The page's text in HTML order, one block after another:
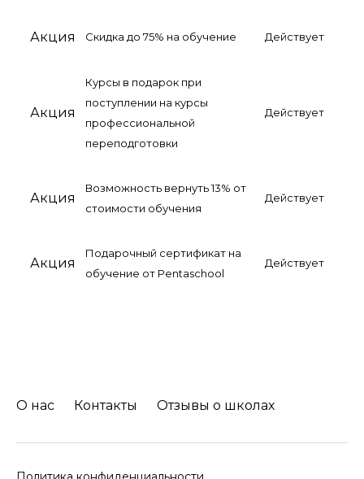
Акция Скидка до 75% на обучение Действует
Акция
Курсы в подарок при
поступлении на курсы
профессиональной
переподготовки
Действует
Акция
Возможность вернуть 13% от
стоимости обучения
Действует
Акция
Подарочный сертификат на
обучение от Pentaschool
Действует
О нас Контакты Отзывы о школах